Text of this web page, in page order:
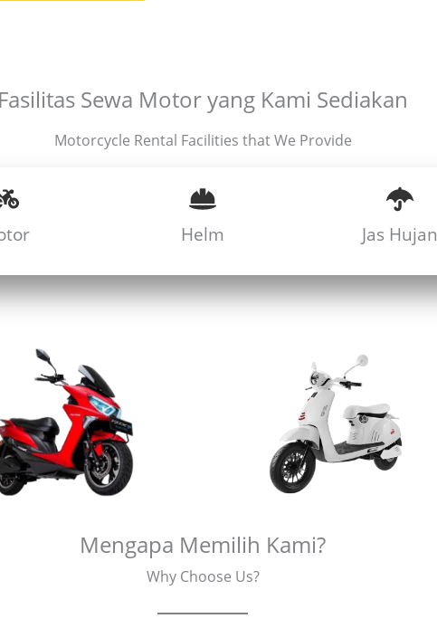
Sewa Motor yang Kami Sediakan
Motorcycle Rental Facilities that We Provide
Helm Jas Hujan
Mengapa Memilih Kami?
Why Choose Us?